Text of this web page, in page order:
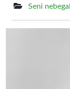
Seni